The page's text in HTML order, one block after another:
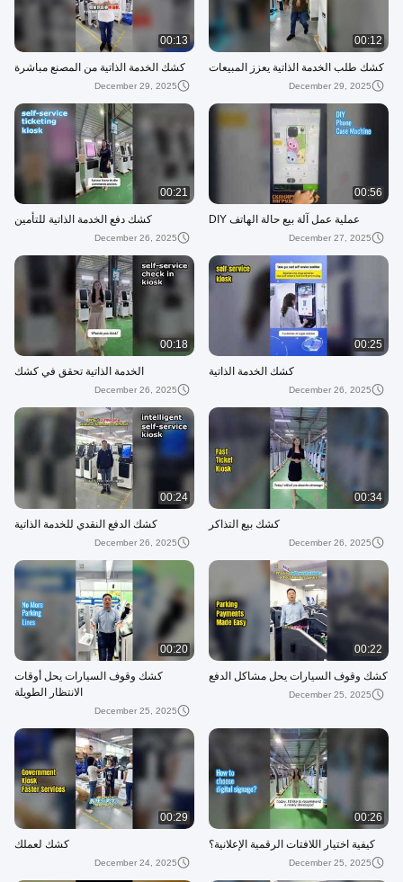
00:12
كشك طلب الخدمة الذاتية يعزز المبيعات
December 29, 2025
00:13
كشك الخدمة الذاتية من المصنع مباشرة
December 29, 2025
00:56
عملية عمل آلة بيع حالة الهاتف DIY
December 27, 2025
00:21
كشك دفع الخدمة الذاتية للتأمين
December 26, 2025
00:25
كشك الخدمة الذاتية
December 26, 2025
00:18
الخدمة الذاتية تحقق في كشك
December 26, 2025
00:34
كشك بيع التذاكر
December 26, 2025
00:24
كشك الدفع النقدي للخدمة الذاتية
December 26, 2025
00:22
كشك وقوف السيارات يحل مشاكل الدفع
December 25, 2025
00:20
كشك وقوف السيارات يحل أوقات
الانتظار الطويلة
December 25, 2025
00:26
كيفية اختيار اللافتات الرقمية الإعلانية؟
December 25, 2025
00:29
كشك لعملك
December 24, 2025